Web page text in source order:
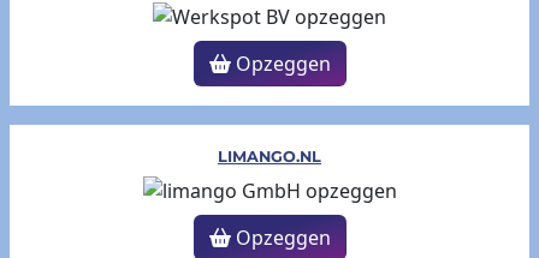
Opzeggen
LIMANGO.NL
Opzeggen